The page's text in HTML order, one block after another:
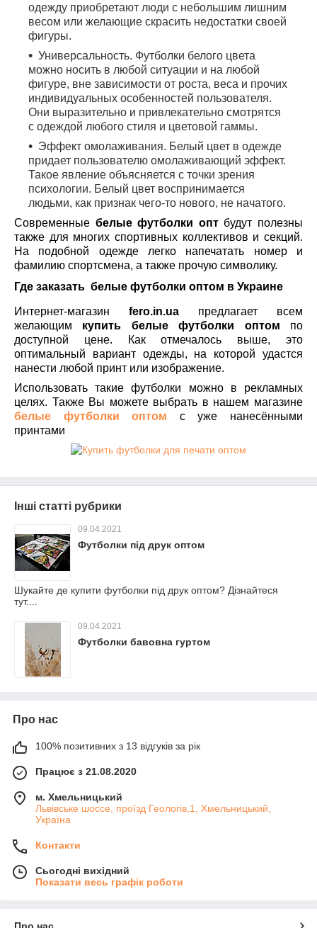
одежду приобретают люди с небольшим лишним
весом или желающие скрасить недостатки своей
фигуры.
Универсальность. Футболки белого цвета
можно носить в любой ситуации и на любой
фигуре, вне зависимости от роста, веса и прочих
индивидуальных особенностей пользователя.
Они выразительно и привлекательно смотрятся
с одеждой любого стиля и цветовой гаммы.
Эффект омолаживания. Белый цвет в одежде
придает пользователю омолаживающий эффект.
Такое явление объясняется с точки зрения
психологии. Белый цвет воспринимается
людьми, как признак чего-то нового, не начатого.
Современные белые футболки оптбудут полезны
также для многих спортивных коллективов и секций.
На подобной одежде легко напечатать номер и
фамилию спортсмена, а также прочую символику.
Где заказать белые футболки оптом в Украине
Интернет-магазин fero.in.ua предлагает всем
желающим купить белые футболки оптом по
доступной цене. Как отмечалось выше, это
оптимальный вариант одежды, на которой удастся
нанести любой принт или изображение.
Использовать такие футболки можно в рекламных
целях. Также Вы можете выбрать в нашем магазине
белые футболки оптом с уже нанесёнными
принтами
Інші статті рубрики
09.04.2021
Футболки під друк оптом
Шукайте де купити футболки під друк оптом? Дізнайтеся
тут....
09.04.2021
Футболки бавовна гуртом
Про нас
100% позитивних з 13 відгуків за рік
Працює з 21.08.2020
м. Хмельницький
Львівське шоссе, проїзд Геологів,1, Хмельницький,
Україна
Контакти
Сьогодні вихідний
Показати весь графік роботи